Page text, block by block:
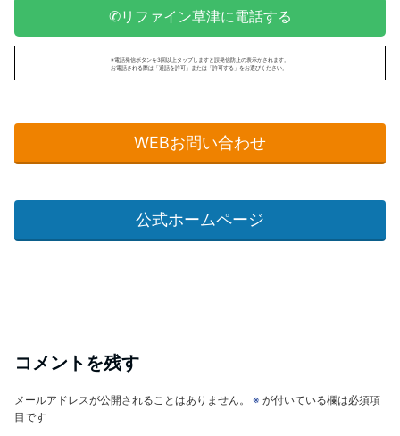
✆リファイン草津に電話する
※電話発信ボタンを3回以上タップしますと誤発信防止の表示がされます。
お電話される際は「通話を許可」または「許可する」をお選びください。
WEBお問い合わせ
公式ホームページ
コメントを残す
メールアドレスが公開されることはありません。 ※ が付いている欄は必須項
目です